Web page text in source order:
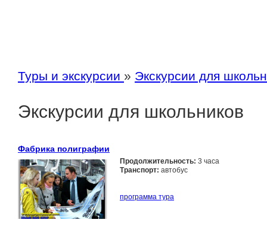
Туры и экскурсии » Экскурсии для
Экскурсии для школьников
Фабрика полиграфии
Продолжительность: 3 часа
Транспорт: автобус
программа тура